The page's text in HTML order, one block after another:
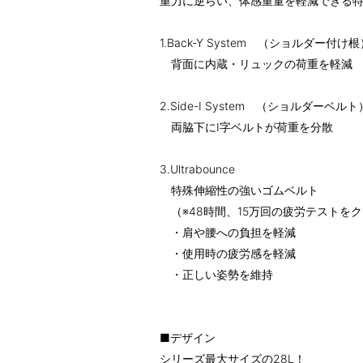
1.Back-Y System （ショルダー付け根
背面に内蔵・リュックの荷重を軽減
2.Side-I System （ショルダーベルト）
両脇下にI字ベルトが荷重を分散
3.Ultrabounce
特殊伸縮性の強いゴムベルト
（※48時間、15万回の疲労テストをク
・肩や腰への負担を軽減
・使用時の疲労感を軽減
・正しい姿勢を維持
■デザイン
シリーズ最大サイズの28L！